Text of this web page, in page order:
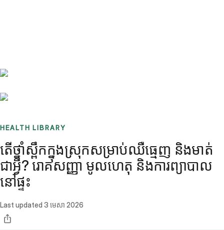
HEALTH LIBRARY
តើថ្នាំស្ពឹកក្នុងស្រុកសម្រាប់ឈឺធ្មេញ និងមាត់
ជាអ្វី? រោគសញ្ញា មូលហេតុ និងការព្យាបាល
នៅផ្ទះ
Last updated 3 មេសា 2026